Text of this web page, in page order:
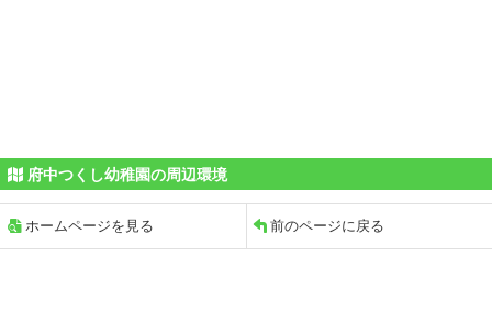
府中つくし幼稚園の周辺環境
ホームページを見る 前のページに戻る